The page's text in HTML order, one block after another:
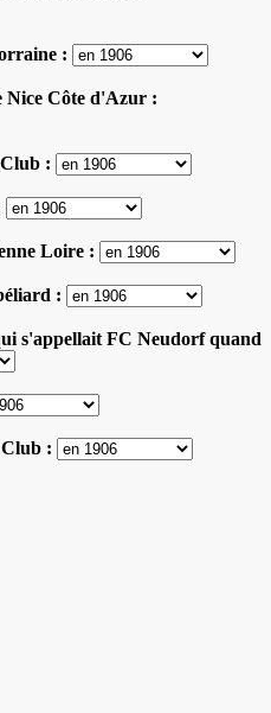
:
Nice Côte d'Azur :
:
Loire :
:
s'appellait FC Neudorf quand
: